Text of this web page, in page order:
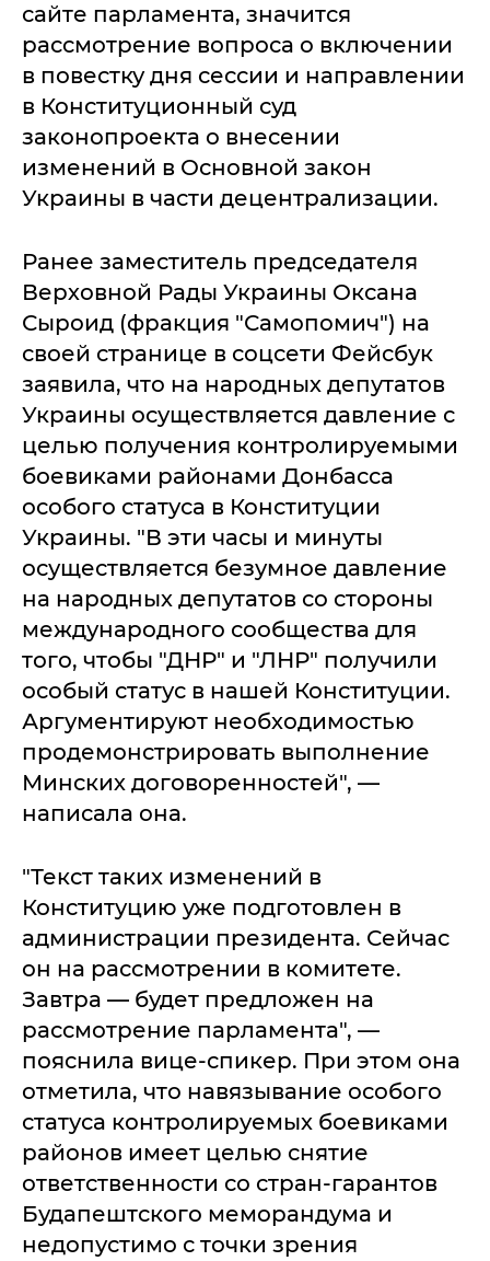
сайте парламента, значится
рассмотрение вопроса о включении
в повестку дня сессии и направлении
в Конституционный суд
законопроекта о внесении
изменений в Основной закон
Украины в части децентрализации.
Ранее заместитель председателя
Верховной Рады Украины Оксана
Сыроид (фракция "Самопомич") на
своей странице в соцсети Фейсбук
заявила, что на народных депутатов
Украины осуществляется давление с
целью получения контролируемыми
боевиками районами Донбасса
особого статуса в Конституции
Украины. "В эти часы и минуты
осуществляется безумное давление
на народных депутатов со стороны
международного сообщества для
того, чтобы "ДНР" и "ЛНР" получили
особый статус в нашей Конституции.
Аргументируют необходимостью
продемонстрировать выполнение
Минских договоренностей", —
написала она.
"Текст таких изменений в
Конституцию уже подготовлен в
администрации президента. Сейчас
он на рассмотрении в комитете.
Завтра — будет предложен на
рассмотрение парламента", —
пояснила вице-спикер. При этом она
отметила, что навязывание особого
статуса контролируемых боевиками
районов имеет целью снятие
ответственности со стран-гарантов
Будапештского меморандума и
недопустимо с точки зрения